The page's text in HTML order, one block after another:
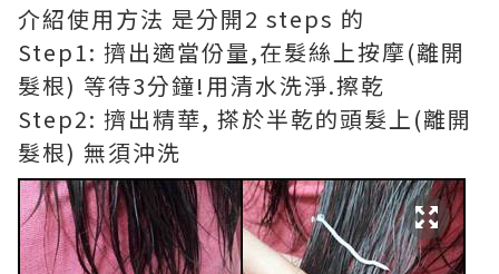
介紹使用方法 是分開2 steps 的
Step1: 擠出適當份量,在髮絲上按摩(離開
髮根) 等待3分鐘!用清水洗淨.擦乾
Step2: 擠出精華, 搽於半乾的頭髮上(離開
髮根) 無須沖洗